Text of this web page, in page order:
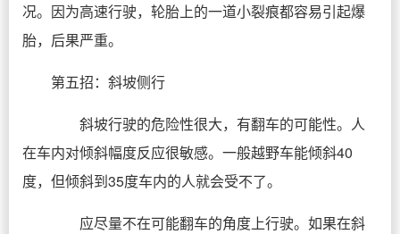
况。因为高速行驶，轮胎上的一道小裂痕都容易引起爆
胎，后果严重。
第五招：斜坡侧行
斜坡行驶的危险性很大，有翻车的可能性。人
在车内对倾斜幅度反应很敏感。一般越野车能倾斜40
度，但倾斜到35度车内的人就会受不了。
应尽量不在可能翻车的角度上行驶。如果在斜